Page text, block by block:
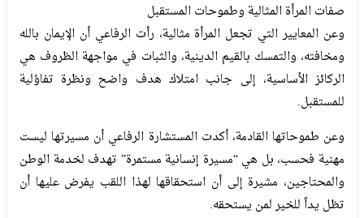
صفات المرأة المثالية وطموحات المستقبل
وعن المعايير التي تجعل المرأة مثالية، رأت الرفاعي أن الإيمان بالله
ومخافته، والتمسك بالقيم الدينية، والثبات في مواجهة الظروف هي
الركائز الأساسية، إلى جانب امتلاك هدف واضح ونظرة تفاؤلية
للمستقبل.
وعن طموحاتها القادمة، أكدت المستشارة الرفاعي أن مسيرتها ليست
مهنية فحسب، بل هي “مسيرة إنسانية مستمرة” تهدف لخدمة الوطن
والمحتاجين، مشيرة إلى أن استحقاقها لهذا اللقب يفرض عليها أن
تظل يداً للخير لمن يستحقه.